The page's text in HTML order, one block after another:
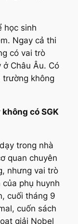
học sinh
Ngay cả thi
có vai trò
Châu Âu. Có
trường không
có SGK
trong nhà
quan chuyên
nhưng vai trò
phụ huynh
cuối tháng 9
cuốn sách
giải Nobel